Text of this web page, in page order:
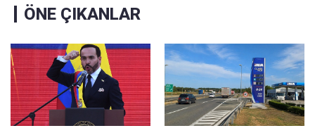
ÖNE ÇIKANLAR